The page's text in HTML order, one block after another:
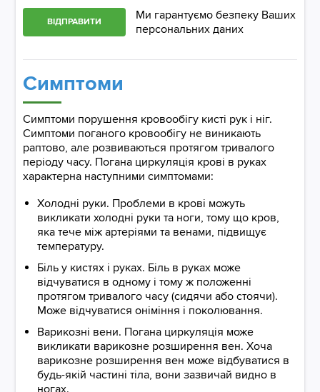
ВІДПРАВИТИ
Ми гарантуємо безпеку Ваших
персональних даних
Симптоми
Симптоми порушення кровообігу кисті рук і ніг.
Симптоми поганого кровообігу не виникають
раптово, але розвиваються протягом тривалого
періоду часу. Погана циркуляція крові в руках
характерна наступними симптомами:
Холодні руки. Проблеми в крові можуть
викликати холодні руки та ноги, тому що кров,
яка тече між артеріями та венами, підвищує
температуру.
Біль у кистях і руках. Біль в руках може
відчуватися в одному і тому ж положенні
протягом тривалого часу (сидячи або стоячи).
Може відчуватися оніміння і поколювання.
Варикозні вени. Погана циркуляція може
викликати варикозне розширення вен. Хоча
варикозне розширення вен може відбуватися в
будь-якій частині тіла, вони зазвичай видно в